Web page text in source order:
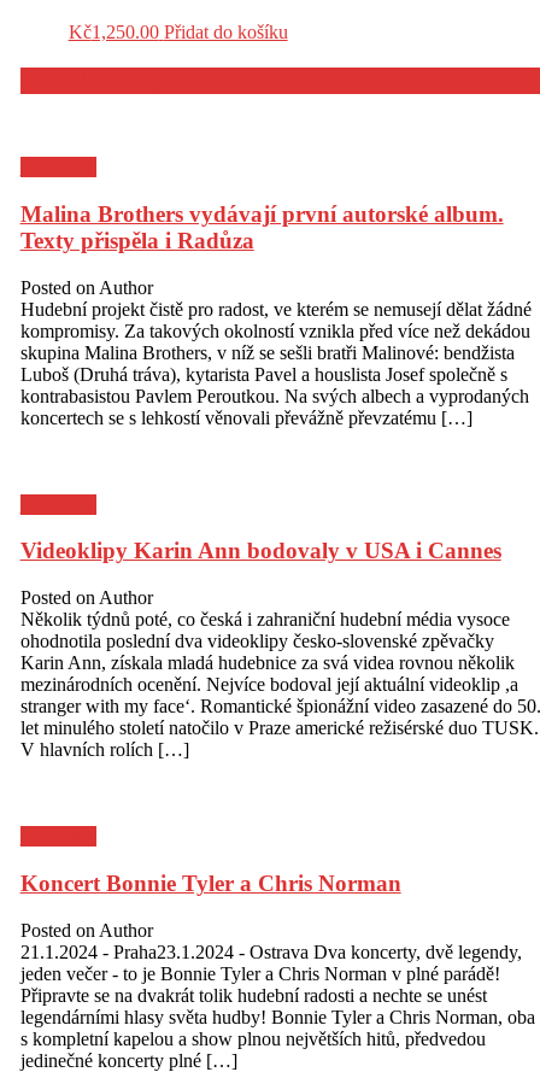
Kč1,250.00 Přidat do košíku
Malina Brothers vydávají první autorské album.
Texty přispěla i Radůza
Posted on Author
Hudební projekt čistě pro radost, ve kterém se nemusejí dělat žádné
kompromisy. Za takových okolností vznikla před více než dekádou
skupina Malina Brothers, v níž se sešli bratři Malinové: bendžista
Luboš (Druhá tráva), kytarista Pavel a houslista Josef společně s
kontrabasistou Pavlem Peroutkou. Na svých albech a vyprodaných
koncertech se s lehkostí věnovali převážně převzatému […]
Videoklipy Karin Ann bodovaly v USA i Cannes
Posted on Author
Několik týdnů poté, co česká i zahraniční hudební média vysoce
ohodnotila poslední dva videoklipy česko-slovenské zpěvačky
Karin Ann, získala mladá hudebnice za svá videa rovnou několik
mezinárodních ocenění. Nejvíce bodoval její aktuální videoklip ,a
stranger with my face‘. Romantické špionážní video zasazené do 50.
let minulého století natočilo v Praze americké režisérské duo TUSK.
V hlavních rolích […]
Koncert Bonnie Tyler a Chris Norman
Posted on Author
21.1.2024 - Praha23.1.2024 - Ostrava Dva koncerty, dvě legendy,
jeden večer - to je Bonnie Tyler a Chris Norman v plné parádě!
Připravte se na dvakrát tolik hudební radosti a nechte se unést
legendárními hlasy světa hudby! Bonnie Tyler a Chris Norman, oba
s kompletní kapelou a show plnou největších hitů, předvedou
jedinečné koncerty plné […]